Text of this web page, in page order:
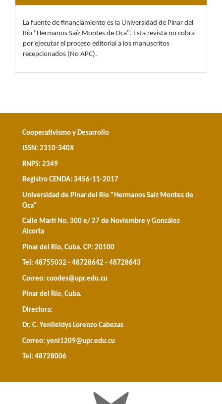
La fuente de financiamiento es la Universidad de Pinar del
Río "Hermanos Saíz Montes de Oca". Esta revista no cobra
por ejecutar el proceso editorial a los manuscritos
recepcionados (No APC).
Cooperativismo y Desarrollo
ISSN: 2310-340X
RNPS: 2349
Registro CENDA: 3456-11-2017
Universidad de Pinar del Río "Hermanos Saíz Montes de
Oca"
Calle Martí No. 300 e/ 27 de Noviembre y González
Alcorta
Pinar del Río, Cuba. CP: 20100
Tel: 48755032 - 48728642 - 48728643
Correo: coodes@upr.edu.cu
Pinar del Río, Cuba.
Directora:
Dr. C. Yenileidys Lorenzo Cabezas
Correo: yeni1209@upr.edu.cu
Tel: 48728006